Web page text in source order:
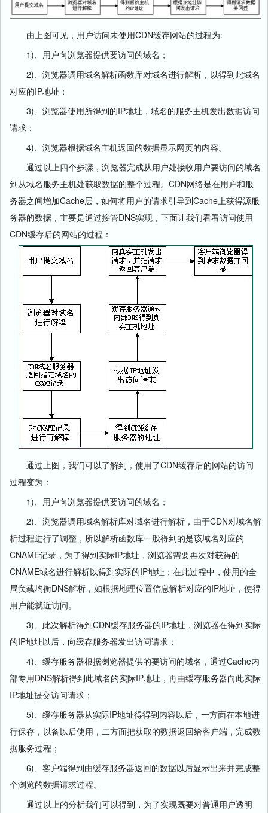
由上图可见，用户访问未使用CDN缓存网站的过程为:
1)、用户向浏览器提供要访问的域名；
2)、浏览器调用域名解析函数库对域名进行解析，以得到此域名
对应的IP地址；
3)、浏览器使用所得到的IP地址，域名的服务主机发出数据访问
请求；
4)、浏览器根据域名主机返回的数据显示网页的内容。
通过以上四个步骤，浏览器完成从用户处接收用户要访问的域名
到从域名服务主机处获取数据的整个过程。CDN网络是在用户和服
务器之间增加Cache层，如何将用户的请求引导到Cache上获得源服
务器的数据，主要是通过接管DNS实现，下面让我们看看访问使用
CDN缓存后的网站的过程：
通过上图，我们可以了解到，使用了CDN缓存后的网站的访问
过程变为：
1)、用户向浏览器提供要访问的域名；
2)、浏览器调用域名解析库对域名进行解析，由于CDN对域名解
析过程进行了调整，所以解析函数库一般得到的是该域名对应的
CNAME记录，为了得到实际IP地址，浏览器需要再次对获得的
CNAME域名进行解析以得到实际的IP地址；在此过程中，使用的全
局负载均衡DNS解析，如根据地理位置信息解析对应的IP地址，使得
用户能就近访问。
3)、此次解析得到CDN缓存服务器的IP地址，浏览器在得到实际
的IP地址以后，向缓存服务器发出访问请求；
4)、缓存服务器根据浏览器提供的要访问的域名，通过Cache内
部专用DNS解析得到此域名的实际IP地址，再由缓存服务器向此实际
IP地址提交访问请求；
5)、缓存服务器从实际IP地址得得到内容以后，一方面在本地进
行保存，以备以后使用，二方面把获取的数据返回给客户端，完成数
据服务过程；
6)、客户端得到由缓存服务器返回的数据以后显示出来并完成整
个浏览的数据请求过程。
通过以上的分析我们可以得到，为了实现既要对普通用户透明